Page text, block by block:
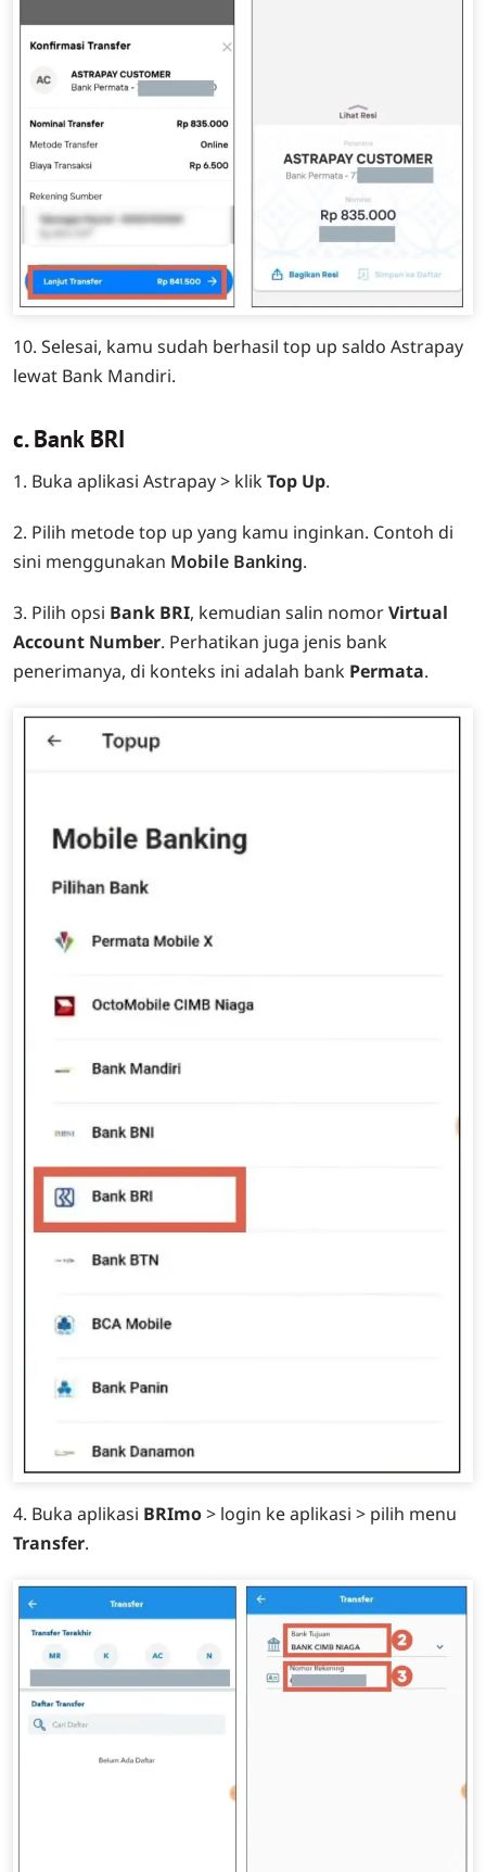
10. Selesai, kamu sudah berhasil top up saldo Astrapay
lewat Bank Mandiri.
c. Bank BRI
1. Buka aplikasi Astrapay > klik Top Up.
2. Pilih metode top up yang kamu inginkan. Contoh di
sini menggunakan Mobile Banking.
3. Pilih opsi Bank BRI, kemudian salin nomorVirtual
Account Number. Perhatikan juga jenis bank
penerimanya, di konteks ini adalah bank Permata.
4. Buka aplikasi BRImo> login ke aplikasi > pilih menu
Transfer.